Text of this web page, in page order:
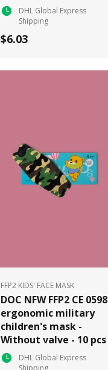
DHL Global Express
Shipping
$6.03
FFP2 KIDS' FACE MASK
DOC NFW FFP2 CE 0598
ergonomic military
children's mask -
Without valve - 10 pcs
DHL Global Express
Shipping